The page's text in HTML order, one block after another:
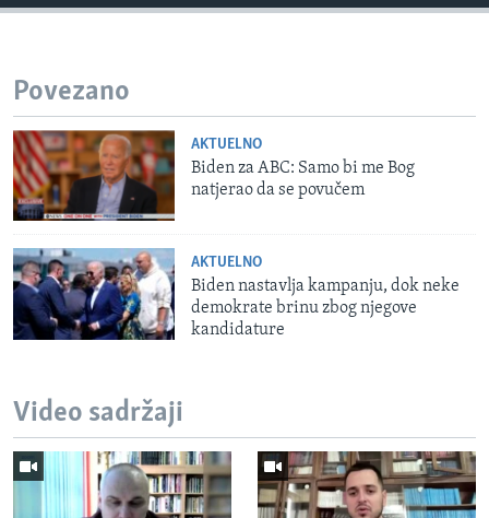
Povezano
AKTUELNO
Biden za ABC: Samo bi me Bog
natjerao da se povučem
AKTUELNO
Biden nastavlja kampanju, dok neke
demokrate brinu zbog njegove
kandidature
Video sadržaji